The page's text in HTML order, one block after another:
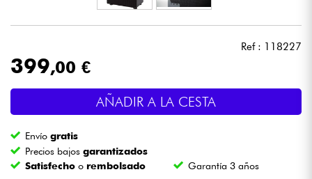
Luces
Batería y percusión
Vientos
Ref : 118227
399,00 €
AÑADIR A LA CESTA
Envíogratis
Precios bajosgarantizados
Satisfecho o rembolsado Garantía 3 años